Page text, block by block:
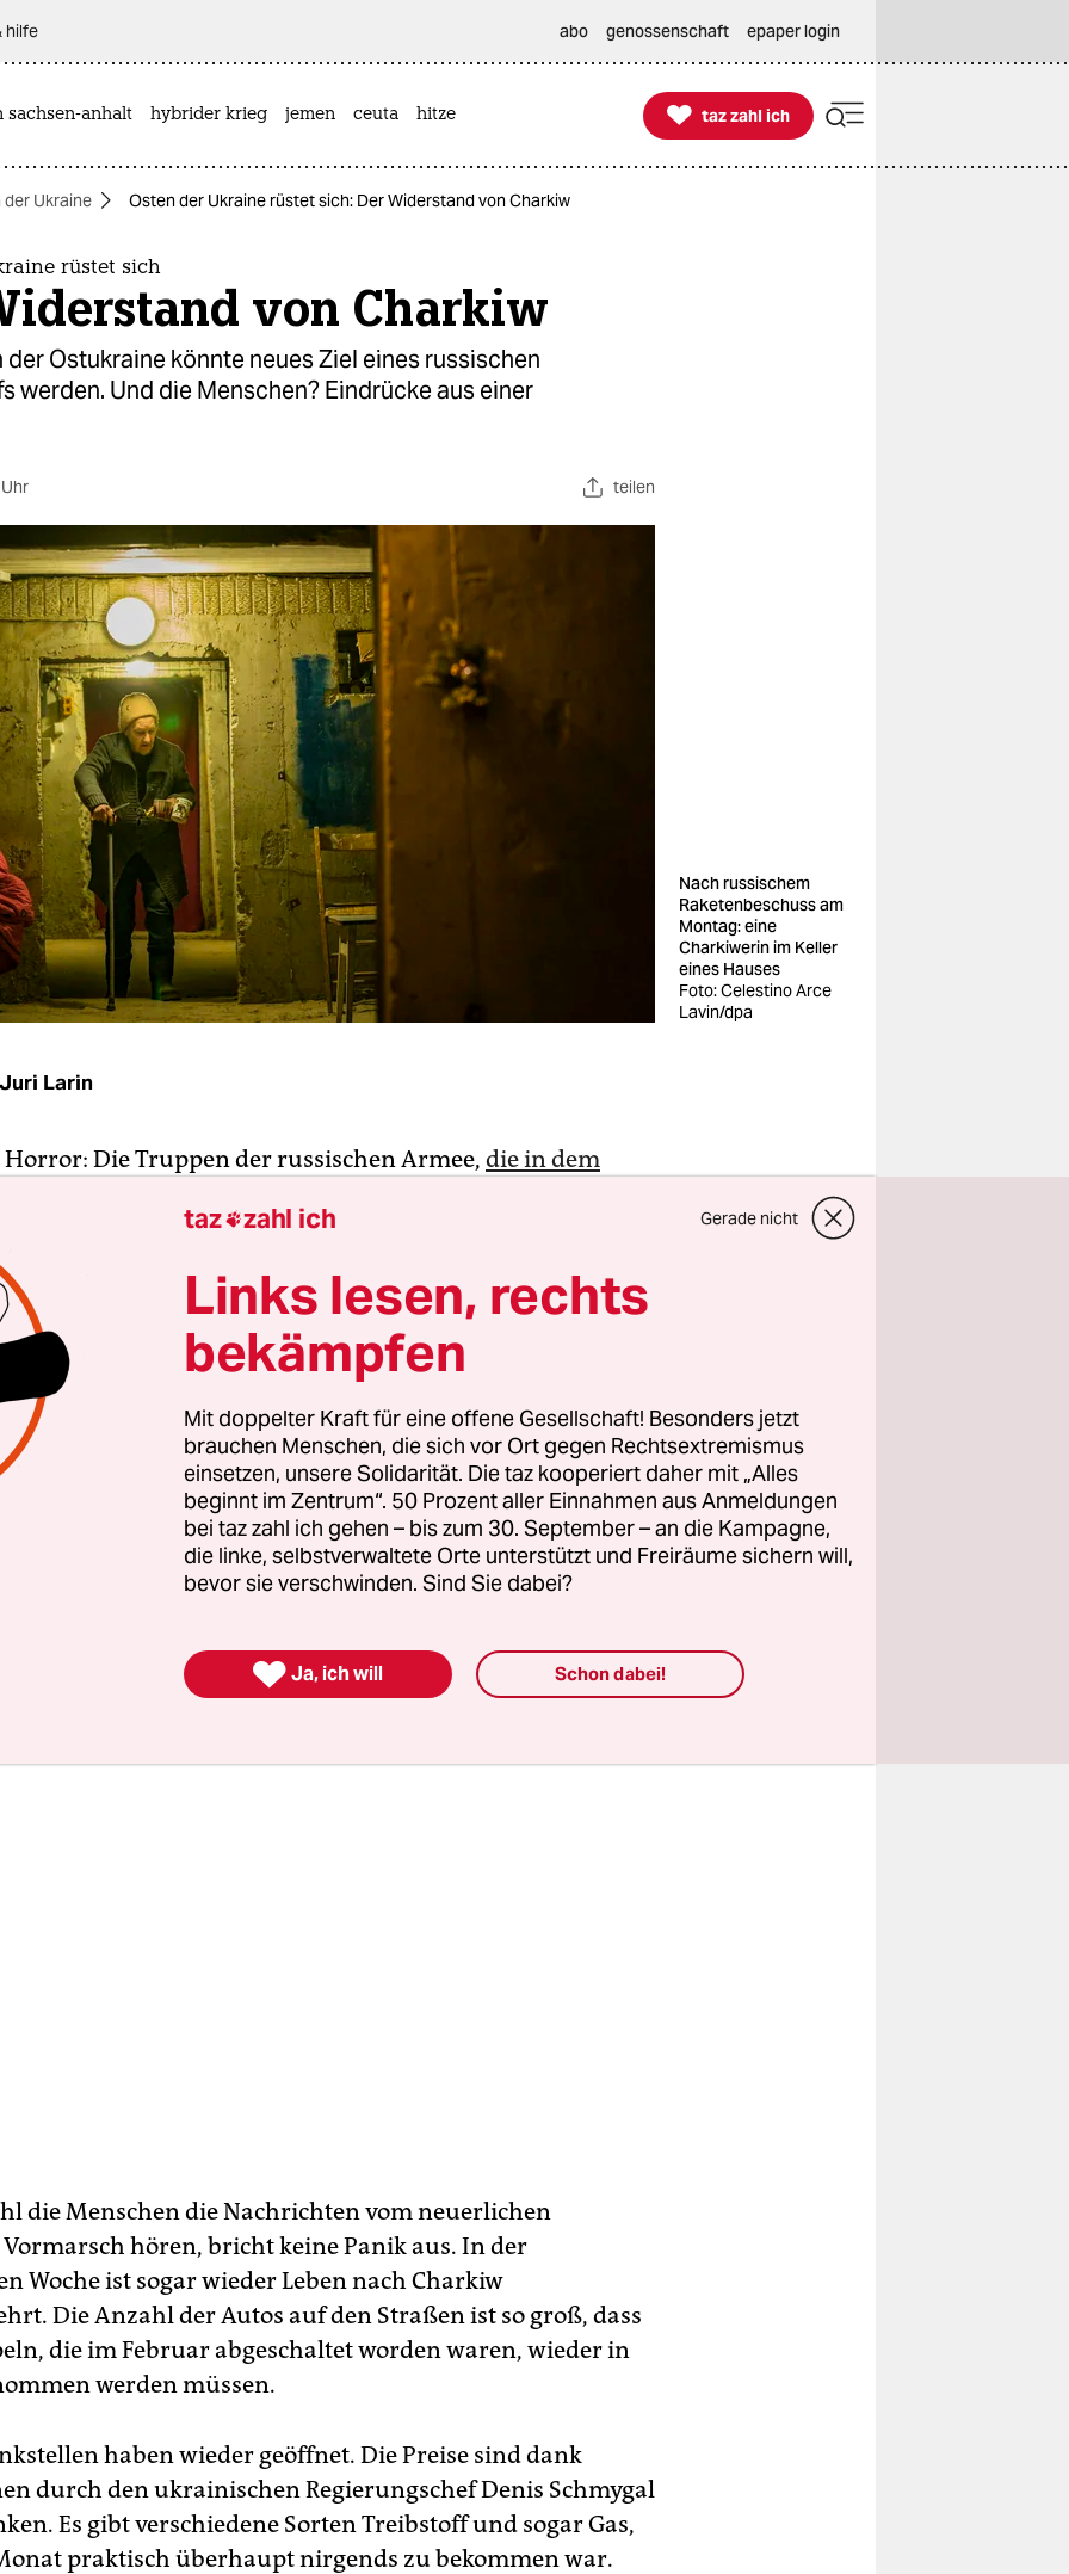
hilfe abo genossenschaft epaper login
sachsen-anhalt hybrider krieg jemen ceuta hitze 
taz zahl ich
taz zahl ich
der Ukraine Osten der Ukraine rüstet sich: Der Widerstand von Charkiw
rüstet sich
von Charkiw
der Ostukraine könnte neues Ziel eines russischen
werden. Und die Menschen? Eindrücke aus einer
teilen
Nach russischem
Raketenbeschuss am
Montag: eine
Charkiwerin im Keller
eines Hauses
Foto: Celestino Arce
Lavin/dpa
Juri Larin
Die Truppen der russischen Armee, die in dem
jetzt in Richtung Charkiw unterwegs sein. Das hat der
des ukrai­nischen Verteidigungsministeriums am
Der Plan der Einheiten sei, die 1,5-Millionen-Stadt
und dann unter Kontrolle zu bekommen, heißt
Generalstab. Die Großoffensive soll angeblich
Woche beginnen.
bereits heute zu den Städten in der Ukraine, die am
von den russischen Angriffen betroffen sind.Offiziellen
wurden hier seit Beginn des Krieges mehr als 300 Zi­
verletzt und Dutzende getötet. Die genaue Anzahl, auch
sind in Charkiw von 8.000 mehrstöckigen
mehr als 1.200 teilweise oder komplett zerstört. Das
die Menschen die Nachrichten vom neuerlichen
hören, bricht keine Panik aus. In der
Woche ist sogar wieder Leben nach Charkiw
Die Anzahl der Autos auf den Straßen ist so groß, dass
die im Februar abgeschaltet worden waren, wieder in
werden müssen.
haben wieder geöffnet. Die Preise sind dank
durch den ukrainischen Regierungschef Denis Schmygal
Es gibt verschiedene Sorten Treibstoff und sogar Gas,
praktisch überhaupt nirgends zu bekommen war.
taz zahl ich Gerade nicht
Links lesen, rechts
bekämpfen
Mit doppelter Kraft für eine offene Gesellschaft! Besonders jetzt
brauchen Menschen, die sich vor Ort gegen Rechtsextremismus
einsetzen, unsere Solidarität. Die taz kooperiert daher mit „Alles
beginnt im Zentrum“. 50 Prozent aller Einnahmen aus Anmeldungen
bei taz zahl ich gehen – bis zum 30. September – an die Kampagne,
die linke, selbstverwaltete Orte unterstützt und Freiräume sichern will,
bevor sie verschwinden. Sind Sie dabei?
 Ja, ich will Schon dabei!